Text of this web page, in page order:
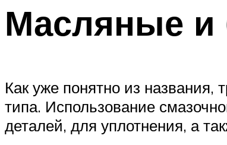
Масляные и
Как уже понятно из названия,
типа. Использование
деталей, для уплотнения, а